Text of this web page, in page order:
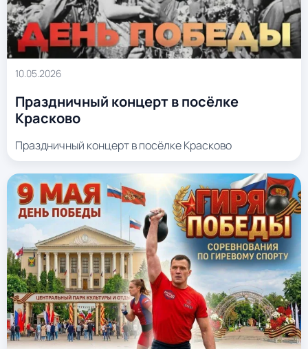
10.05.2026
Праздничный концерт в посёлке
Красково
Праздничный концерт в посёлке Красково